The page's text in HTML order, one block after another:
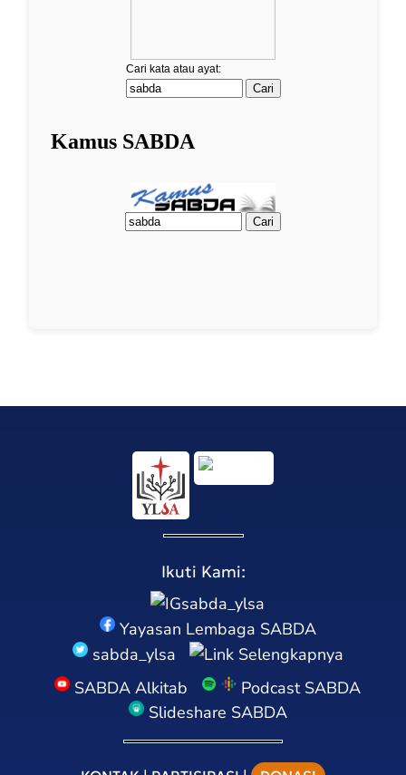
Ikuti Kami:
sabda_ylsa
Yayasan Lembaga SABDA
sabda_ylsa
Selengkapnya
SABDA Alkitab
Podcast SABDA
Slideshare SABDA